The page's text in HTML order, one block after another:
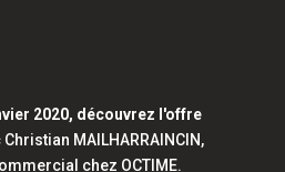
2020, découvrez l'offre
MAILHARRAINCIN,
chez OCTIME.